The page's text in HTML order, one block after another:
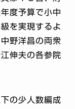
度予算で小中
を実現するよ
野洋昌の両衆
伸夫の各参院
の少人数編成